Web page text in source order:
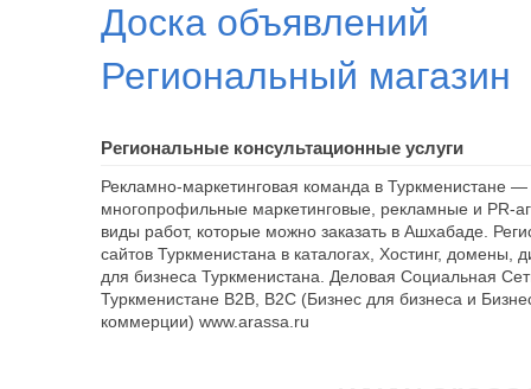
Доска объявлений
Региональный магазин
Региональные консультационные услуги
Рекламно-маркетинговая команда в Туркменистане —
многопрофильные маркетинговые, рекламные и PR-
виды работ, которые можно заказать в Ашхабаде.
сайтов Туркменистана в каталогах, Хостинг, домены,
для бизнеса Туркменистана. Деловая Социальная
Туркменистане B2B, B2C (Бизнес для бизнеса и
коммерции) www.arassa.ru